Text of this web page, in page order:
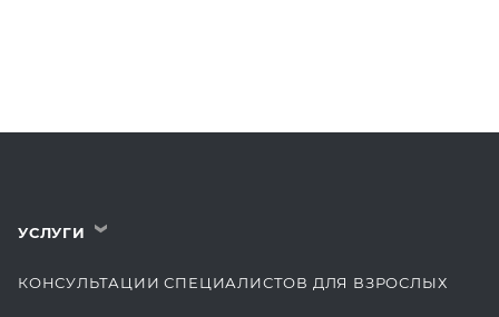
УСЛУГИ ›
КОНСУЛЬТАЦИИ СПЕЦИАЛИСТОВ ДЛЯ ВЗРОСЛЫХ